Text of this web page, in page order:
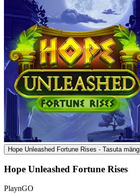
Hope Unleashed Fortune Rises - Tasuta mäng
Hope Unleashed Fortune Rises
PlaynGO